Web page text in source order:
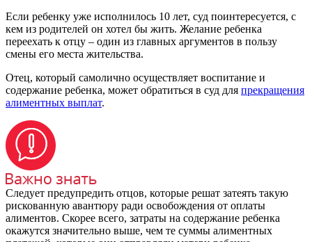
Если ребенку уже исполнилось 10 лет, суд поинтересуется, с
кем из родителей он хотел бы жить. Желание ребенка
переехать к отцу – один из главных аргументов в пользу
смены его места жительства.
Отец, который самолично осуществляет воспитание и
содержание ребенка, может обратиться в суд для прекращения
алиментных выплат.
Следует предупредить отцов, которые решат затеять такую
рискованную авантюру ради освобождения от оплаты
алиментов. Скорее всего, затраты на содержание ребенка
окажутся значительно выше, чем те суммы алиментных